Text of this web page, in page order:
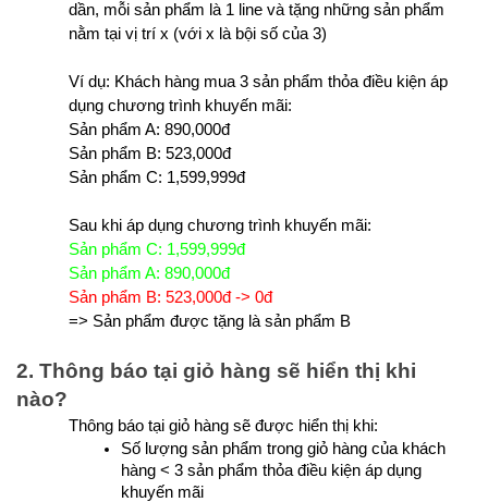
dần, mỗi sản phẩm là 1 line và tặng những sản phẩm
nằm tại vị trí x (với x là bội số của 3)
Ví dụ: Khách hàng mua 3 sản phẩm thỏa điều kiện áp
dụng chương trình khuyến mãi:
Sản phẩm A: 890,000đ
Sản phẩm B: 523,000đ
Sản phẩm C: 1,599,999đ
Sau khi áp dụng chương trình khuyến mãi:
Sản phẩm C: 1,599,999đ
Sản phẩm A: 890,000đ
Sản phẩm B: 523,000đ -> 0đ
=> Sản phẩm được tặng là sản phẩm B
2. Thông báo tại giỏ hàng sẽ hiển thị khi
nào?
Thông báo tại giỏ hàng sẽ được hiển thị khi:
Số lượng sản phẩm trong giỏ hàng của khách
hàng < 3 sản phẩm thỏa điều kiện áp dụng
khuyến mãi